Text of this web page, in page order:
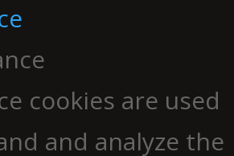
cookies are used
and analyze the